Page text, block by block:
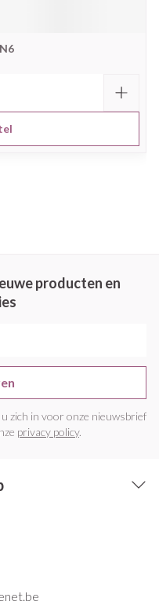
producten en
zich in voor onze nieuwsbrief
privacy policy.